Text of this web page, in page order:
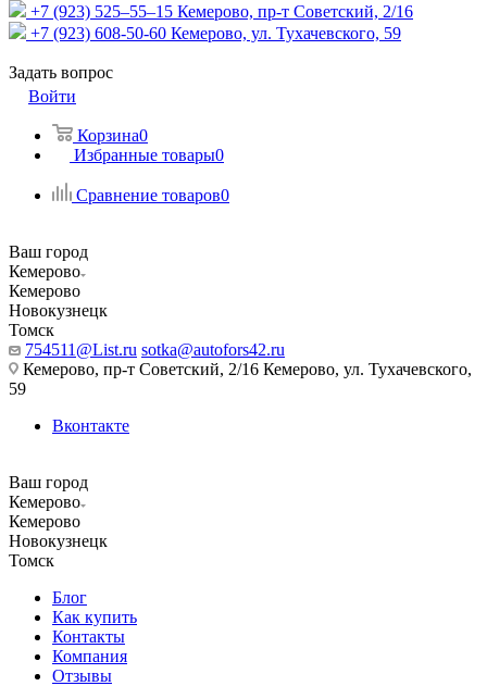
+7 (923) 525–55–15 Кемерово, пр-т Советский, 2/16
+7 (923) 608-50-60 Кемерово, ул. Тухачевского, 59
Задать вопрос
Войти
Корзина0
Избранные товары0
Сравнение товаров0
Ваш город
Кемерово
Кемерово
Новокузнецк
Томск
754511@List.ru sotka@autofors42.ru
Кемерово, пр-т Советский, 2/16 Кемерово, ул. Тухачевского,
59
Вконтакте
Ваш город
Кемерово
Кемерово
Новокузнецк
Томск
Блог
Как купить
Контакты
Компания
Отзывы